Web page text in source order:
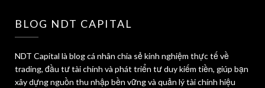
BLOG NDT CAPITAL
NDT Capital là blog cá nhân chia sẻ kinh nghiệm thực tế về
trading, đầu tư tài chính và phát triển tư duy kiếm tiền, giúp bạn
xây dựng nguồn thu nhập bền vững và quản lý tài chính hiệu